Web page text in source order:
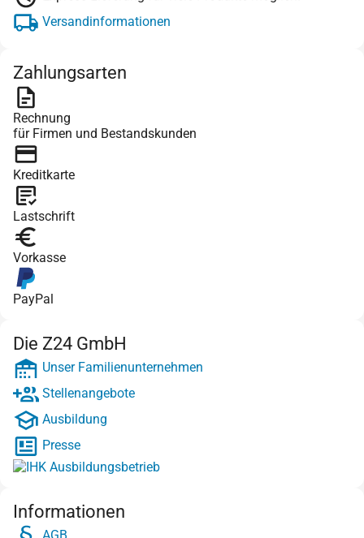
Versandinformationen
Zahlungsarten
Rechnung
für Firmen und Bestandskunden
Kreditkarte
Lastschrift
Vorkasse
PayPal
Die Z24 GmbH
Unser Familienunternehmen
Stellenangebote
Ausbildung
Presse
Informationen